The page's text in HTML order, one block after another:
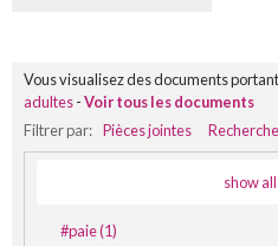
Vous visualisez des documents
adultes-Voir tous les documents
Filtrer par: Pièces jointes Recherche
show
#paie (1)